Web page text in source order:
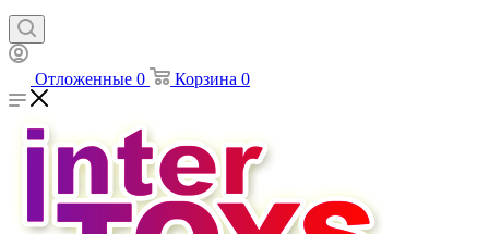
Отложенные 0 Корзина 0